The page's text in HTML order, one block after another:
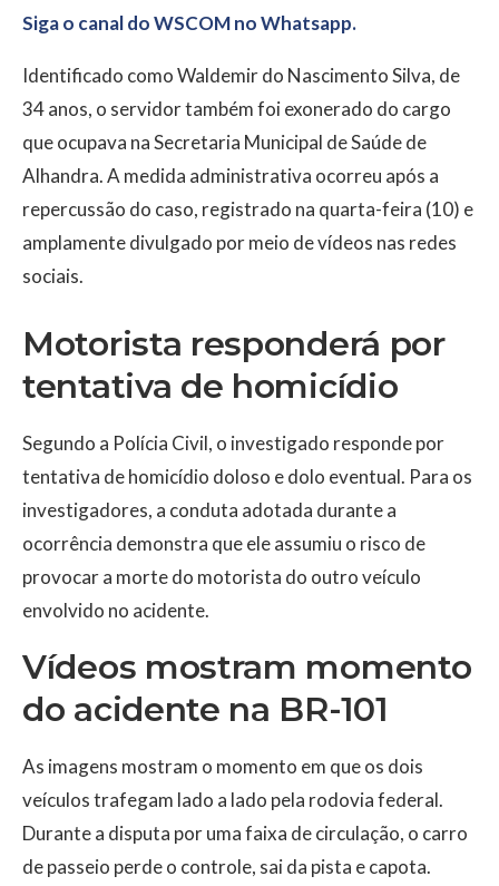
Siga o canal do WSCOM no Whatsapp.
Identificado como Waldemir do Nascimento Silva, de
34 anos, o servidor também foi exonerado do cargo
que ocupava na Secretaria Municipal de Saúde de
Alhandra. A medida administrativa ocorreu após a
repercussão do caso, registrado na quarta-feira (10) e
amplamente divulgado por meio de vídeos nas redes
sociais.
Motorista responderá por
tentativa de homicídio
Segundo a Polícia Civil, o investigado responde por
tentativa de homicídio doloso e dolo eventual. Para os
investigadores, a conduta adotada durante a
ocorrência demonstra que ele assumiu o risco de
provocar a morte do motorista do outro veículo
envolvido no acidente.
Vídeos mostram momento
do acidente na BR-101
As imagens mostram o momento em que os dois
veículos trafegam lado a lado pela rodovia federal.
Durante a disputa por uma faixa de circulação, o carro
de passeio perde o controle, sai da pista e capota.